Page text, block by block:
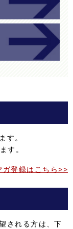
す。
す。
ガ登録はこちら>>
される方は、下